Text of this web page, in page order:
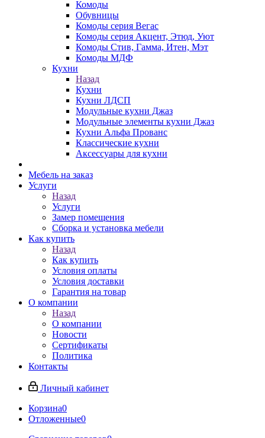
Комоды
Обувницы
Комоды серия Вегас
Комоды серия Акцент, Этюд, Уют
Комоды Стив, Гамма, Итен, Мэт
Комоды МДФ
Кухни
Назад
Кухни
Кухни ЛДСП
Модульные кухни Джаз
Модульные элементы кухни Джаз
Кухни Альфа Прованс
Классические кухни
Аксессуары для кухни
Мебель на заказ
Услуги
Назад
Услуги
Замер помещения
Сборка и установка мебели
Как купить
Назад
Как купить
Условия оплаты
Условия доставки
Гарантия на товар
О компании
Назад
О компании
Новости
Сертификаты
Политика
Контакты
Личный кабинет
Корзина0
Отложенные0